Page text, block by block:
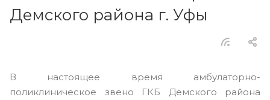
Демского района г. Уфы
В настоящее время амбулаторно-
поликлиническое звено ГКБ Демского района